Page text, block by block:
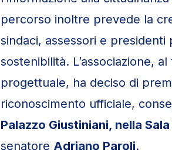
percorso inoltre prevede la
sindaci, assessori e
sostenibilità. L’associazione,
progettuale, ha deciso di
riconoscimento ufficiale,
Palazzo Giustiniani, nella
senatore Adriano Paroli.